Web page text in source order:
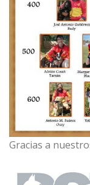
Gracias a